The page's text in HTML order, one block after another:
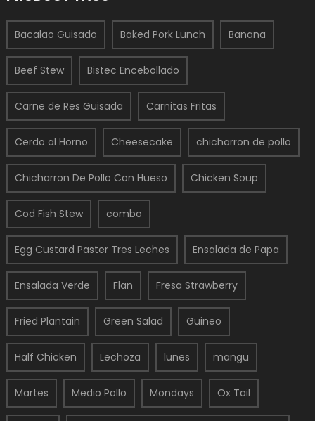
Bacalao Guisado Baked Pork Lunch Banana
Beef Stew Bistec Encebollado
Carne de Res Guisada Carnitas Fritas
Cerdo al Horno Cheesecake chicharron de pollo
Chicharron De Pollo Con Hueso Chicken Soup
Cod Fish Stew combo
Egg Custard Paster Tres Leches Ensalada de Papa
Ensalada Verde Flan Fresa Strawberry
Fried Plantain Green Salad Guineo
Half Chicken Lechoza lunes mangu
Martes Medio Pollo Mondays Ox Tail